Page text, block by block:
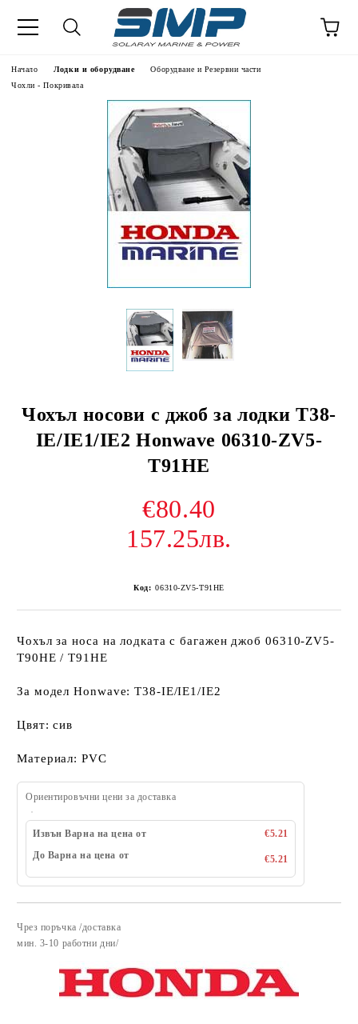
Начало Лодки и оборудване
Оборудване и Резервни части
Чохли - Покривала
Чохъл носови с джоб за лодки T38-
IE/IE1/IE2 Honwave 06310-ZV5-
T91HE
€80.40
157.25лв.
Код: 06310-ZV5-T91HE
Чохъл за носа на лодката с багажен джоб 06310-ZV5-
T90HE / T91HE
За модел Honwave: T38-IE/IE1/IE2
Цвят: сив
Материал: PVC
Ориентировъчни цени за доставка
Извън Варна на цена от
€5.21
До Варна на цена от
€5.21
Чрез поръчка /доставка
​мин. 3-10 работни дни/